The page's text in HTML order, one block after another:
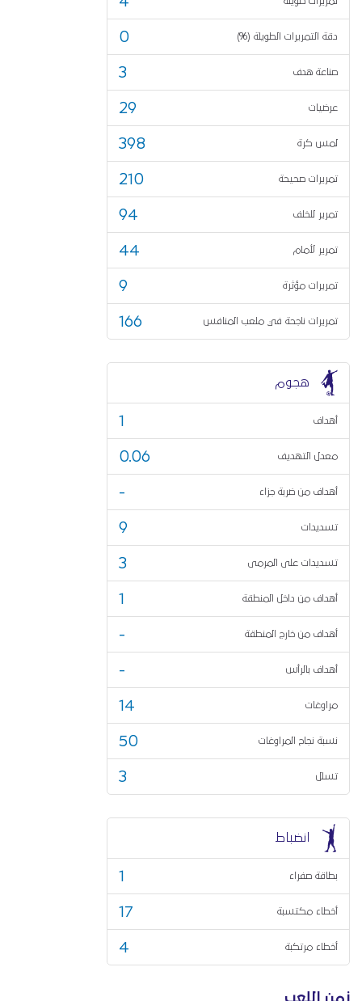
زمن اللعب
دقة التمريرات الطويلة (%) 0
صناعة هدف 3
عرضيات 29
لمس كرة 398
تمريرات صحيحة 210
تمرير للخلف 94
تمرير لأمام 44
تمريرات مؤثرة 9
تمريرات ناجحة في ملعب المنافس 166
هجوم
أهداف 1
معدل التهديف 0.06
أهداف من ضربة جزاء -
تسديدات 9
تسديدات على المرمى 3
أهداف من داخل المنطقة 1
أهداف من خارج المنطقة -
أهداف بالرأس -
مراوغات 14
نسبة نجاح المراوغات 50
تسلل 3
انضباط
بطاقة صفراء 1
أخطاء مكتسبة 17
أخطاء مرتكبة 4